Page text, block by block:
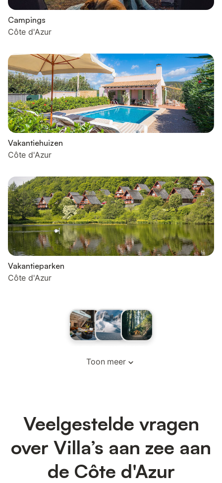
Campings
Côte d'Azur
Vakantiehuizen
Côte d'Azur
Vakantieparken
Côte d'Azur
Toon meer
Veelgestelde vragen
over Villa’s aan zee aan
de Côte d'Azur